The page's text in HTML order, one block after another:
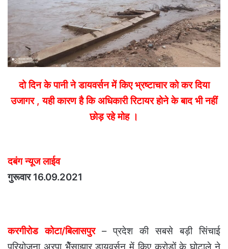
दो दिन के पानी ने डायवर्सन में किए भ्रष्टाचार को कर दिया
उजागर , यही कारण है कि अधिकारी रिटायर होने के बाद भी नहीं
छोड़ रहे मोह ।
दबंग न्यूज लाईव
गुरूवार 16.09.2021
करगीरोड कोटा/बिलासपुर – प्रदेश की सबसे बड़ी सिंचाई